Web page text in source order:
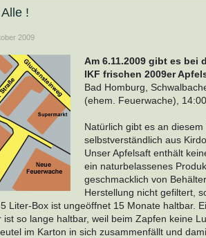
!
2009
Am 6.11.2009 gibt es bei
IKF frischen 2009er
Bad Homburg,
(ehem. Feuerwache),
Natürlich gibt es an
selbstverständlich aus
Unser Apfelsaft enthält
ein naturbelassenes
geschmacklich von
Herstellung nicht gefiltert,
Liter-Box ist ungeöffnet 15 Monate haltbar.
ist so lange haltbar, weil beim Zapfen keine
im Karton in sich zusammenfällt und